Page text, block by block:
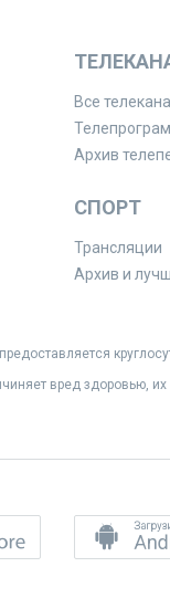
Все
Архив
СПОРТ
Трансляции
Архив и
вред здоровью,